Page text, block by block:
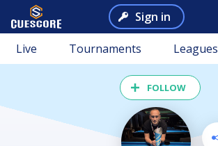
Sign in
Live Tournaments Leagues
FOLLOW